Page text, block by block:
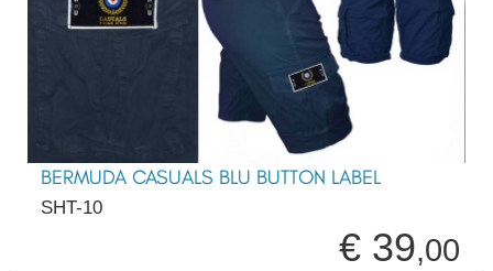
BERMUDA CASUALS BLU BUTTON LABEL
SHT-10
€ 39,00